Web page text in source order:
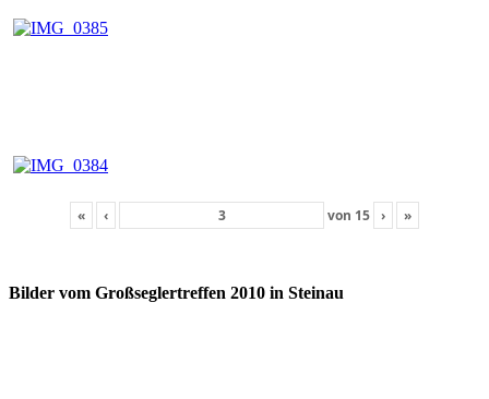
« ‹ von 15 › »
Bilder vom Großseglertreffen 2010 in Steinau